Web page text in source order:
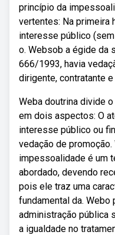
princípio da
vertentes: Na primeira
interesse público
o. Websob a égide da
666/1993, havia
dirigente, contratante
Weba doutrina divide
em dois aspectos: O
interesse público ou
vedação de
impessoalidade é um
abordado, devendo
pois ele traz uma
fundamental da.
administração pública
a igualdade no